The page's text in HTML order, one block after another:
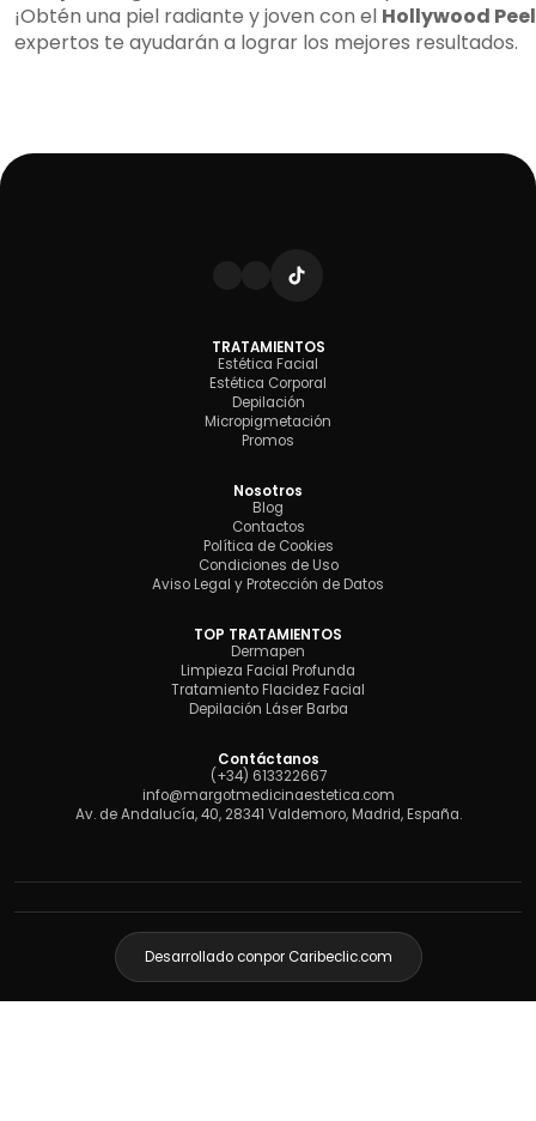
¡Obtén una piel radiante y joven con el Hollywood Peel
expertos te ayudarán a lograr los mejores resultados.
TRATAMIENTOS
Estética Facial
Estética Corporal
Depilación
Micropigmetación
Promos
Nosotros
Blog
Contactos
Política de Cookies
Condiciones de Uso
Aviso Legal y Protección de Datos
TOP TRATAMIENTOS
Dermapen
Limpieza Facial Profunda
Tratamiento Flacidez Facial
Depilación Láser Barba
Contáctanos
(+34) 613322667
info@margotmedicinaestetica.com
Av. de Andalucía, 40, 28341 Valdemoro, Madrid, España.
Desarrollado conpor Caribeclic.com